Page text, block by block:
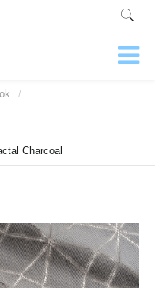
/
Charcoal